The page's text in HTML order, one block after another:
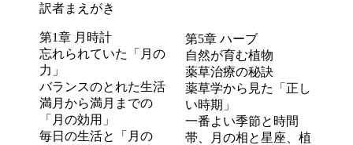
訳者まえがき
第1章 月時計
忘れられていた「月の
力」
バランスのとれた生活
満月から満月までの
「月の効用」
毎日の生活と「月の
第5章 ハーブ
自然が育む植物
薬草治療の秘訣
薬草学から見た「正し
い時期」
一番よい季節と時間
帯、月の相と星座、植